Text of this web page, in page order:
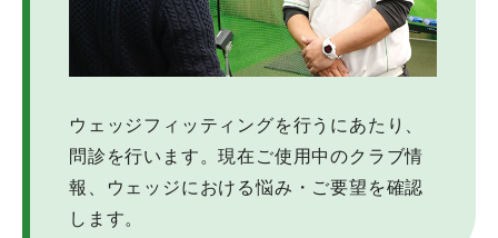
ウェッジフィッティングを行うにあたり、
問診を行います。現在ご使用中のクラブ情
報、ウェッジにおける悩み・ご要望を確認
します。